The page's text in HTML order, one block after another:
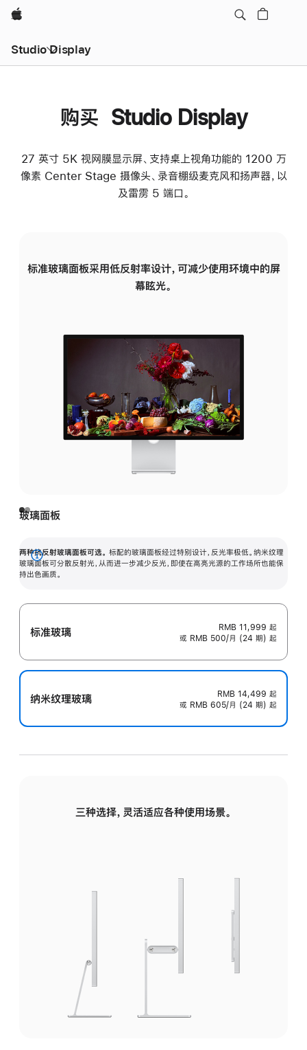
Apple
Studio Display
购买 Studio Display
27 英寸 5K 视网膜显示屏、支持桌上视角功能的 1200 万
像素 Center Stage 摄像头、录音棚级麦克风和扬声器，以
及雷雳 5 端口。
标准玻璃面板采用低反射率设计，可减少使用环境中的屏
幕眩光。
玻璃面板
两种抗反射玻璃面板可选。 标配的玻璃面板经过特别设计，反光率极低。纳米纹理
玻璃面板可分散反射光，从而进一步减少反光，即使在高亮光源的工作场所也能保
持出色画质。
展
开
标准玻璃 RMB 11,999 起
或 RMB 500/月 (24 期) 起
纳米纹理玻璃 RMB 14,499 起
或 RMB 605/月 (24 期) 起
三种选择，灵活适应各种使用场景。